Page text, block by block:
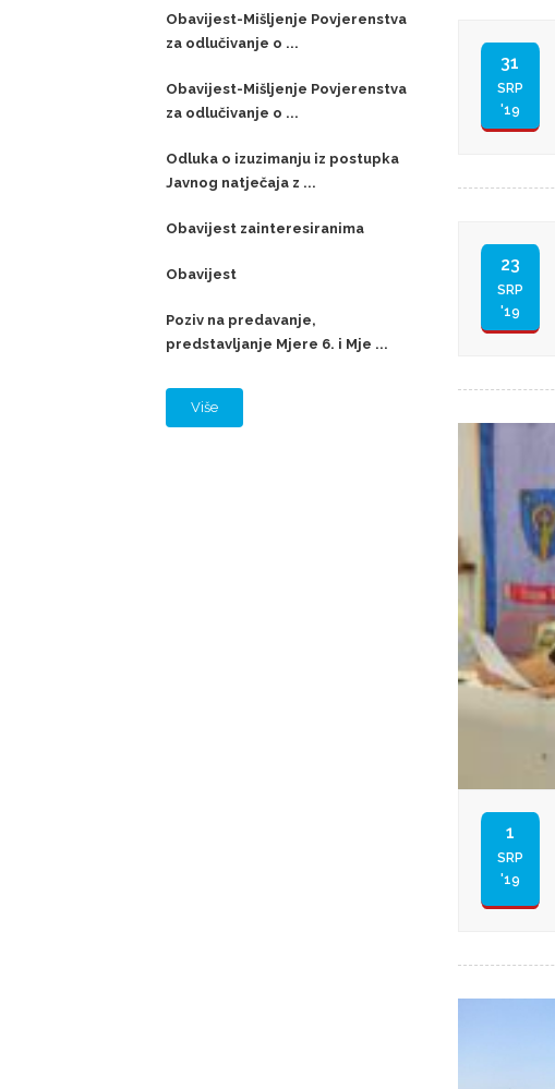
Obavijest-Mišljenje Povjerenstva
za odlučivanje o ...
Obavijest-Mišljenje Povjerenstva
za odlučivanje o ...
Odluka o izuzimanju iz postupka
Javnog natječaja z ...
Obavijest zainteresiranima
Obavijest
Poziv na predavanje,
predstavljanje Mjere 6. i Mje ...
Više
31
SRP
'19
23
SRP
'19
1
SRP
'19